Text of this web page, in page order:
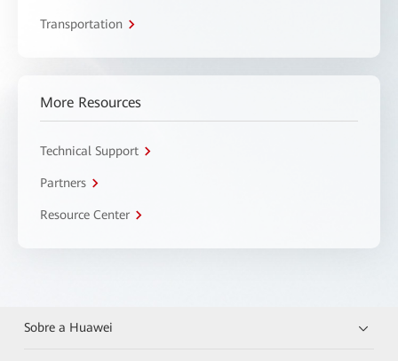
Transportation
More Resources
Technical Support
Partners
Resource Center
Sobre a Huawei